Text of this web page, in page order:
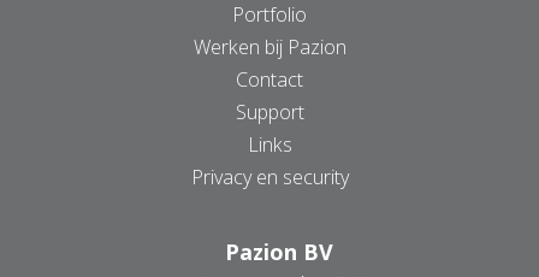
Portfolio
Werken bij Pazion
Contact
Support
Links
Privacy en security
Pazion BV